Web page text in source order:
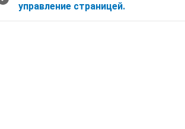
управление страницей.